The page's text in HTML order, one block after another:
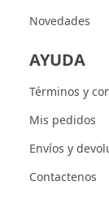
Novedades
AYUDA
Términos y
Mis pedidos
Envíos y
Contactenos